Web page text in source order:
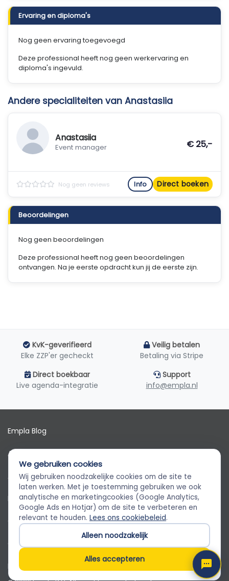
Ervaring en diploma's
Nog geen ervaring toegevoegd
Deze professional heeft nog geen werkervaring en
diploma's ingevuld.
Andere specialiteiten van Anastasiia
Anastasiia
Event manager € 25,-
Nog geen reviews Info Direct boeken
Beoordelingen
Nog geen beoordelingen
Deze professional heeft nog geen beoordelingen
ontvangen. Na je eerste opdracht kun jij de eerste zijn.
KvK-geverifieerd
Elke ZZP'er gecheckt
Veilig betalen
Betaling via Stripe
Direct boekbaar
Live agenda-integratie
Support
info@empla.nl
Empla Blog
Algemene voorwaarden
AVG
Privacybeleid
Cookiebeleid
Cookievoorkeuren
Klantenservice
Empla Assistent
Altijd beschikbaar, stel een vraag
We gebruiken cookies
Wij gebruiken noodzakelijke cookies om de site te
laten werken. Met je toestemming gebruiken we ook
analytische en marketingcookies (Google Analytics,
Google Ads en Hotjar) om de site te verbeteren en
relevant te houden. Lees ons cookiebeleid.
Alleen noodzakelijk
Alles accepteren